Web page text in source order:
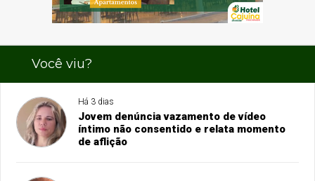
Você viu?
Há 3 dias
Jovem denúncia vazamento de vídeo
íntimo não consentido e relata momento
de aflição